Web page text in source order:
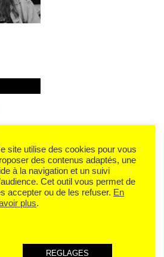
site utilise des cookies pour vous
des contenus adaptés, une
à la navigation et un suivi
Cet outil vous permet de
accepter ou de les refuser. En
plus.
REGLAGES